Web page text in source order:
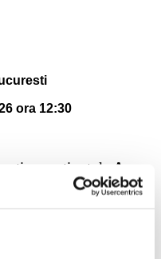
ora 12:30
susținut de
Ana
de muzică, voce și